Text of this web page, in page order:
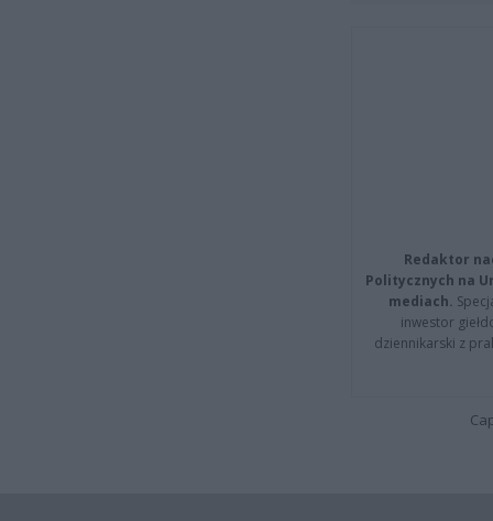
Redaktor
Politycznych na
mediach.
inwestor
dziennikarski z